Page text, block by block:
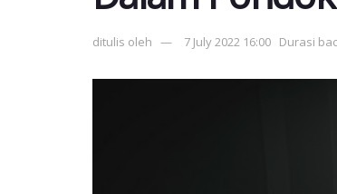
ditulis oleh 7 July 2022 16:00 Durasi